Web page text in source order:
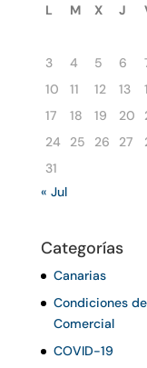
L M X J
3
4 5 6
10
11 12 13
17
18 19 20
24
25 26 27
31
« Jul
Categorías
Canarias
Condiciones
Comercial
COVID-19